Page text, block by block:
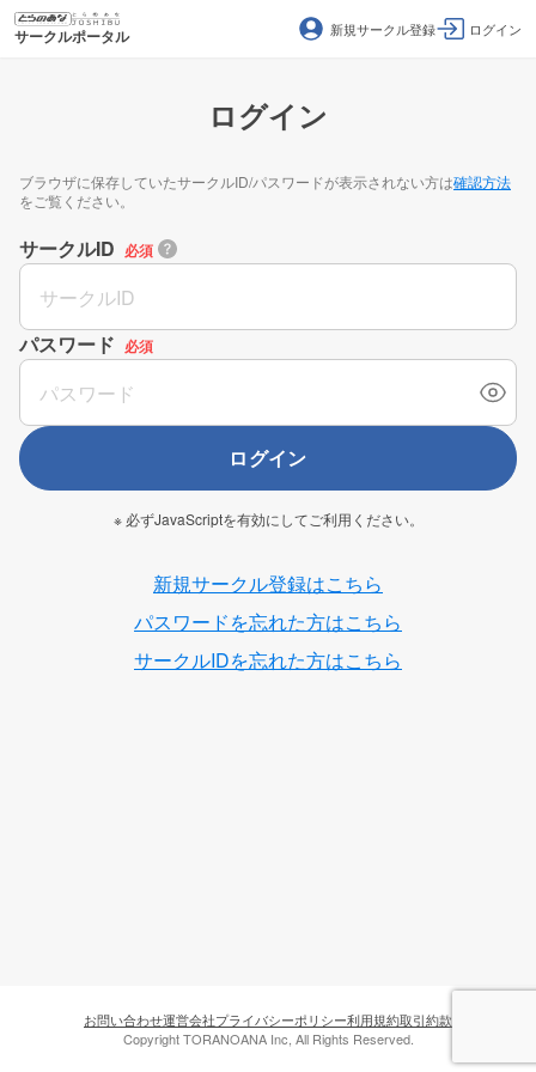
サークルポータル 新規サークル登録 ログイン
ログイン
ブラウザに保存していたサークルID/パスワードが表示されない方は確認方法
をご覧ください。
サークルID 必須
パスワード 必須
ログイン
※ 必ずJavaScriptを有効にしてご利用ください。
新規サークル登録はこちら
パスワードを忘れた方はこちら
サークルIDを忘れた方はこちら
お問い合わせ運営会社プライバシーポリシー利用規約取引約款
Copyright TORANOANA Inc, All Rights Reserved.